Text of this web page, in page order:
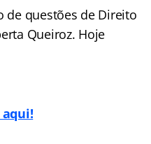
de questões de Direito
Queiroz. Hoje
aqui!